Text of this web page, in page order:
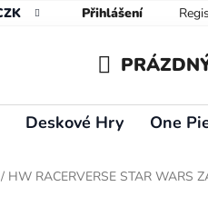
Přihlášení
KOŠÍK
Deskové Hry One
/ HW RACERVERSE STAR WARS